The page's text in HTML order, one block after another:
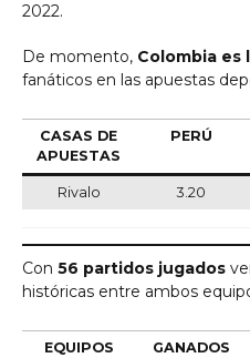
2022.
De momento, Colombia es
fanáticos en las apuestas
CASAS DE
APUESTAS
PERÚ
Rivalo 3.20
Con 56 partidos jugados
históricas entre ambos
EQUIPOS GANADOS